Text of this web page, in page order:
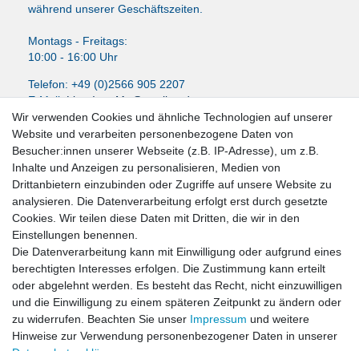
während unserer Geschäftszeiten.
Montags - Freitags:
10:00 - 16:00 Uhr
Telefon: +49 (0)2566 905 2207
E-Mail:LissyInterMo@t-online.de
News-Letter abonieren
VORNAME NACHNAME
E-MAIL **
Newsletter
Honig
Hiermit bestätige ich, dass ich dieDaten­schutz­erklärunggelesen habe. Meine
Einwilligung kann ich jederzeit widerrufen.**
Abonnieren
Wir verwenden Cookies und ähnliche Technologien auf unserer
Website und verarbeiten personenbezogene Daten von
Besucher:innen unserer Webseite (z.B. IP-Adresse), um z.B.
Inhalte und Anzeigen zu personalisieren, Medien von
Drittanbietern einzubinden oder Zugriffe auf unsere Website zu
analysieren. Die Datenverarbeitung erfolgt erst durch gesetzte
Cookies. Wir teilen diese Daten mit Dritten, die wir in den
Einstellungen benennen.
Die Datenverarbeitung kann mit Einwilligung oder aufgrund eines
berechtigten Interesses erfolgen. Die Zustimmung kann erteilt
oder abgelehnt werden. Es besteht das Recht, nicht einzuwilligen
und die Einwilligung zu einem späteren Zeitpunkt zu ändern oder
zu widerrufen. Beachten Sie unser Impressum und weitere
Hinweise zur Verwendung personenbezogener Daten in unserer